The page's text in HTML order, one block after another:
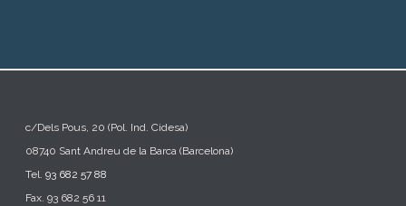
c/Dels Pous, 20 (Pol. Ind. Cidesa)
08740 Sant Andreu de la Barca (Barcelona)
Tel.93 682 57 88
Fax. 93 682 56 11